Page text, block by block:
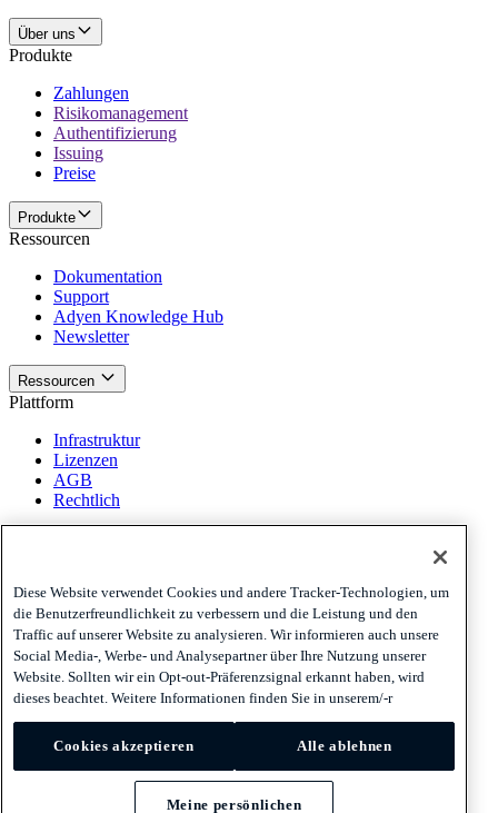
Über uns
Produkte
Zahlungen
Risikomanagement
Authentifizierung
Issuing
Preise
Produkte
Ressourcen
Dokumentation
Support
Adyen Knowledge Hub
Newsletter
Ressourcen
Plattform
Infrastruktur
Lizenzen
AGB
Rechtlich
Privacy
Cookies
Disclaimer
Richtlinien und Haftungsausschluss
Abonnieren Sie unseren NewsletterAbonnieren Sie unseren
Newsletter
Abonnieren Sie unseren Newsletter
Privacy
Diese Website verwendet Cookies und andere Tracker-Technologien, um
die Benutzerfreundlichkeit zu verbessern und die Leistung und den
Traffic auf unserer Website zu analysieren. Wir informieren auch unsere
Social Media-, Werbe- und Analysepartner über Ihre Nutzung unserer
Website. Sollten wir ein Opt-out-Präferenzsignal erkannt haben, wird
dieses beachtet. Weitere Informationen finden Sie in unserem/-r
Cookies akzeptieren Alle ablehnen
Meine persönlichen